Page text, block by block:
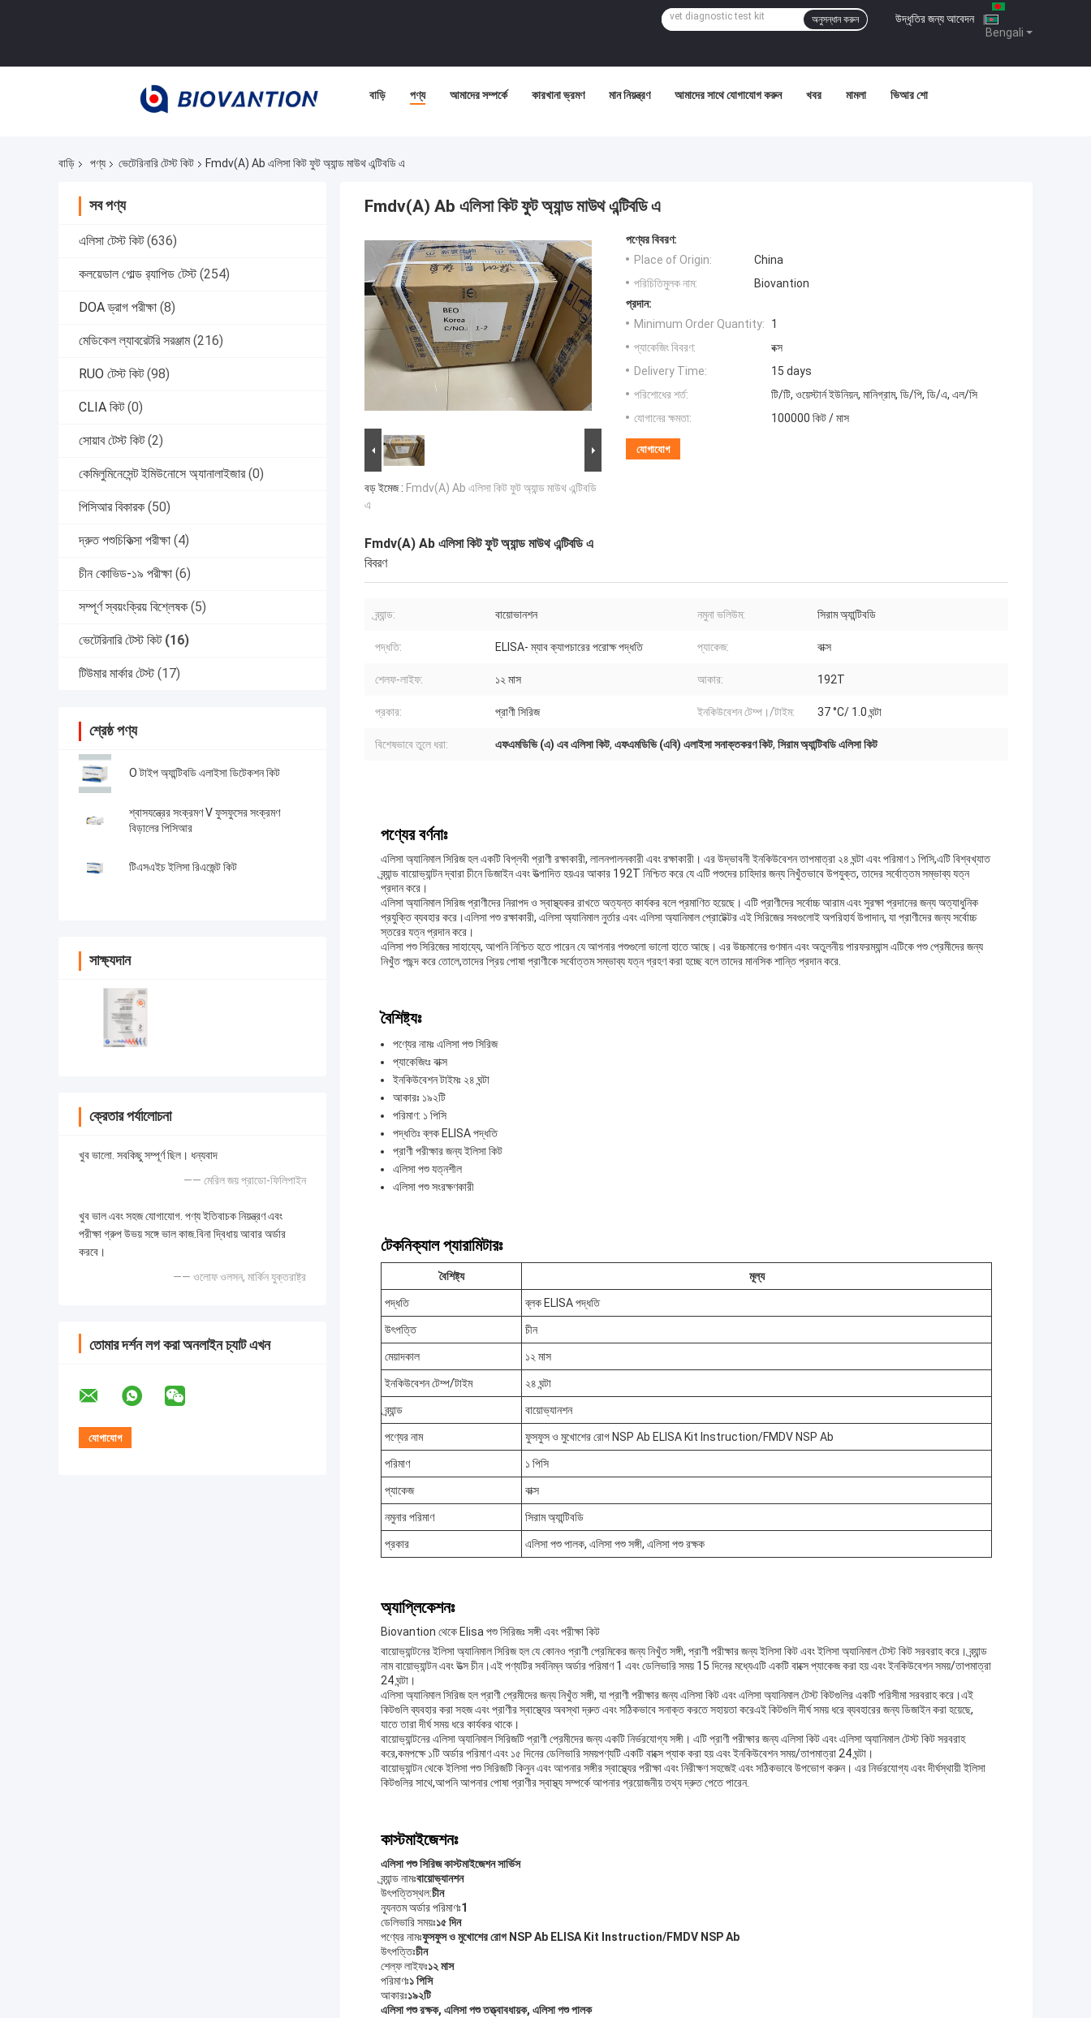
Bengali
উদ্ধৃতির জন্য আবেদন |
অনুসন্ধান করুন
বাড়ি পণ্য আমাদের সম্পর্কে কারখানা ভ্রমণ মান নিয়ন্ত্রণ আমাদের সাথে যোগাযোগ করুন খবর মামলা ভিআর শো
বাড়ি পণ্য ভেটেরিনারি টেস্ট কিট Fmdv(A) Ab এলিসা কিট ফুট অ্যান্ড মাউথ এন্টিবডি এ
সব পণ্য
এলিসা টেস্ট কিট (636)
কলয়েডাল গোল্ড র‍্যাপিড টেস্ট (254)
DOA ড্রাগ পরীক্ষা (8)
মেডিকেল ল্যাবরেটরি সরঞ্জাম (216)
RUO টেস্ট কিট (98)
CLIA কিট (0)
সোয়াব টেস্ট কিট (2)
কেমিলুমিনেসেন্ট ইমিউনোসে অ্যানালাইজার (0)
পিসিআর বিকারক (50)
দ্রুত পশুচিকিত্সা পরীক্ষা (4)
চীন কোভিড-১৯ পরীক্ষা (6)
সম্পূর্ণ স্বয়ংক্রিয় বিশ্লেষক (5)
ভেটেরিনারি টেস্ট কিট (16)
টিউমার মার্কার টেস্ট (17)
শ্রেষ্ঠ পণ্য
O টাইপ অ্যান্টিবডি এলাইসা ডিটেকশন কিট
শ্বাসযন্ত্রের সংক্রমণ V ফুসফুসের সংক্রমণ
বিড়ালের পিসিআর
টিএসএইচ ইলিসা রিএজেন্ট কিট
সাক্ষ্যদান
ক্রেতার পর্যালোচনা
খুব ভালো. সবকিছু সম্পূর্ণ ছিল। ধন্যবাদ
—— মেরিল জয় প্রাডো-ফিলিপাইন
খুব ভাল এবং সহজ যোগাযোগ. পণ্য ইতিবাচক নিয়ন্ত্রণ এবং
পরীক্ষা গ্রুপ উভয় সঙ্গে ভাল কাজ.বিনা দ্বিধায় আবার অর্ডার
করবে।
—— ওলোফ ওলসন, মার্কিন যুক্তরাষ্ট্র
তোমার দর্শন লগ করা অনলাইন চ্যাট এখন
Fmdv(A) Ab এলিসা কিট ফুট অ্যান্ড মাউথ এন্টিবডি এ
বড় ইমেজ : Fmdv(A) Ab এলিসা কিট ফুট অ্যান্ড মাউথ এন্টিবডি
এ
পণ্যের বিবরণ:
Place of Origin:
China
পরিচিতিমুলক নাম:
Biovantion
প্রদান:
Minimum Order Quantity:
1
প্যাকেজিং বিবরণ:
বক্স
Delivery Time:
15 days
পরিশোধের শর্ত:
টি/টি, ওয়েস্টার্ন ইউনিয়ন, মানিগ্রাম, ডি/পি, ডি/এ, এল/সি
যোগানের ক্ষমতা:
100000 কিট / মাস
যোগাযোগ
Fmdv(A) Ab এলিসা কিট ফুট অ্যান্ড মাউথ এন্টিবডি এ
বিবরণ
ব্র্যান্ড: বায়োভানশন নমুনা ভলিউম: সিরাম অ্যান্টিবডি
পদ্ধতি: ELISA- ম্যাব ক্যাপচারের পরোক্ষ পদ্ধতি প্যাকেজ: বাক্স
শেলফ-লাইফ: ১২ মাস আকার: 192T
প্রকার: প্রাণী সিরিজ ইনকিউবেশন টেম্প।/টাইম: 37 °C/ 1.0 ঘন্টা
বিশেষভাবে তুলে ধরা: এফএমডিভি (এ) এব এলিসা কিট, এফএমডিভি (এবি) এলাইসা সনাক্তকরণ কিট, সিরাম অ্যান্টিবডি এলিসা কিট
পণ্যের বর্ণনাঃ
এলিসা অ্যানিমাল সিরিজ হল একটি বিপ্লবী প্রাণী রক্ষাকারী, লালনপালনকারী এবং রক্ষাকারী। এর উদ্ভাবনী ইনকিউবেশন তাপমাত্রা ২৪ ঘন্টা এবং পরিমাণ ১ পিসি,এটি বিশ্বখ্যাত
ব্র্যান্ড বায়োভ্যান্টন দ্বারা চীনে ডিজাইন এবং উত্পাদিত হয়এর আকার 192T নিশ্চিত করে যে এটি পশুদের চাহিদার জন্য নিখুঁতভাবে উপযুক্ত, তাদের সর্বোত্তম সম্ভাব্য যত্ন
প্রদান করে।
এলিসা অ্যানিমাল সিরিজ প্রাণীদের নিরাপদ ও স্বাস্থ্যকর রাখতে অত্যন্ত কার্যকর বলে প্রমাণিত হয়েছে। এটি প্রাণীদের সর্বোচ্চ আরাম এবং সুরক্ষা প্রদানের জন্য অত্যাধুনিক
প্রযুক্তি ব্যবহার করে।এলিসা পশু রক্ষাকারী, এলিসা অ্যানিমাল নুর্তার এবং এলিসা অ্যানিমাল প্রোটেক্টর এই সিরিজের সবগুলোই অপরিহার্য উপাদান, যা প্রাণীদের জন্য সর্বোচ্চ
স্তরের যত্ন প্রদান করে।
এলিসা পশু সিরিজের সাহায্যে, আপনি নিশ্চিত হতে পারেন যে আপনার পশুগুলো ভালো হাতে আছে। এর উচ্চমানের গুণমান এবং অতুলনীয় পারফরম্যান্স এটিকে পশু প্রেমীদের জন্য
নিখুঁত পছন্দ করে তোলে,তাদের প্রিয় পোষা প্রাণীকে সর্বোত্তম সম্ভাব্য যত্ন গ্রহণ করা হচ্ছে বলে তাদের মানসিক শান্তি প্রদান করে.
বৈশিষ্ট্যঃ
পণ্যের নামঃ এলিসা পশু সিরিজ
প্যাকেজিংঃ বাক্স
ইনকিউবেশন টাইমঃ ২৪ ঘন্টা
আকারঃ ১৯২টি
পরিমাণ: ১ পিসি
পদ্ধতিঃ ব্লক ELISA পদ্ধতি
প্রাণী পরীক্ষার জন্য ইলিসা কিট
এলিসা পশু যত্নশীল
এলিসা পশু সংরক্ষণকারী
টেকনিক্যাল প্যারামিটারঃ
বৈশিষ্ট্য মূল্য
পদ্ধতি ব্লক ELISA পদ্ধতি
উৎপত্তি চীন
মেয়াদকাল ১২ মাস
ইনকিউবেশন টেম্প/টাইম ২৪ ঘন্টা
ব্র্যান্ড বায়োভ্যানশন
পণ্যের নাম ফুসফুস ও মুখোশের রোগ NSP Ab ELISA Kit Instruction/FMDV NSP Ab
পরিমাণ ১ পিসি
প্যাকেজ বাক্স
নমুনার পরিমাণ সিরাম অ্যান্টিবডি
প্রকার এলিসা পশু পালক, এলিসা পশু সঙ্গী, এলিসা পশু রক্ষক
অ্যাপ্লিকেশনঃ
Biovantion থেকে Elisa পশু সিরিজঃ সঙ্গী এবং পরীক্ষা কিট
বায়োভ্যান্টনের ইলিসা অ্যানিমাল সিরিজ হল যে কোনও প্রাণী প্রেমিকের জন্য নিখুঁত সঙ্গী, প্রাণী পরীক্ষার জন্য ইলিসা কিট এবং ইলিসা অ্যানিমাল টেস্ট কিট সরবরাহ করে। ব্র্যান্ড
নাম বায়োভ্যান্টন এবং উত্স চীন।এই পণ্যটির সর্বনিম্ন অর্ডার পরিমাণ 1 এবং ডেলিভারি সময় 15 দিনের মধ্যেএটি একটি বাক্সে প্যাকেজ করা হয় এবং ইনকিউবেশন সময়/তাপমাত্রা
24 ঘন্টা।
এলিসা অ্যানিমাল সিরিজ হল প্রাণী প্রেমীদের জন্য নিখুঁত সঙ্গী, যা প্রাণী পরীক্ষার জন্য এলিসা কিট এবং এলিসা অ্যানিমাল টেস্ট কিটগুলির একটি পরিসীমা সরবরাহ করে।এই
কিটগুলি ব্যবহার করা সহজ এবং প্রাণীর স্বাস্থ্যের অবস্থা দ্রুত এবং সঠিকভাবে সনাক্ত করতে সহায়তা করেএই কিটগুলি দীর্ঘ সময় ধরে ব্যবহারের জন্য ডিজাইন করা হয়েছে,
যাতে তারা দীর্ঘ সময় ধরে কার্যকর থাকে।
বায়োভ্যান্টনের এলিসা অ্যানিমাল সিরিজটি প্রাণী প্রেমীদের জন্য একটি নির্ভরযোগ্য সঙ্গী। এটি প্রাণী পরীক্ষার জন্য এলিসা কিট এবং এলিসা অ্যানিমাল টেস্ট কিট সরবরাহ
করে,কমপক্ষে ১টি অর্ডার পরিমাণ এবং ১৫ দিনের ডেলিভারি সময়পণ্যটি একটি বাক্সে প্যাক করা হয় এবং ইনকিউবেশন সময়/তাপমাত্রা 24 ঘন্টা।
বায়োভ্যান্টন থেকে ইলিসা পশু সিরিজটি কিনুন এবং আপনার সঙ্গীর স্বাস্থ্যের পরীক্ষা এবং নিরীক্ষণ সহজেই এবং সঠিকভাবে উপভোগ করুন। এর নির্ভরযোগ্য এবং দীর্ঘস্থায়ী ইলিসা
কিটগুলির সাথে,আপনি আপনার পোষা প্রাণীর স্বাস্থ্য সম্পর্কে আপনার প্রয়োজনীয় তথ্য দ্রুত পেতে পারেন.
কাস্টমাইজেশনঃ
এলিসা পশু সিরিজ কাস্টমাইজেশন সার্ভিস
ব্র্যান্ড নামঃবায়োভ্যানশন
উৎপত্তিস্থল:চীন
ন্যূনতম অর্ডার পরিমাণঃ1
ডেলিভারি সময়ঃ১৫ দিন
পণ্যের নামঃফুসফুস ও মুখোশের রোগ NSP Ab ELISA Kit Instruction/FMDV NSP Ab
উৎপত্তিঃচীন
শেল্ফ লাইফঃ১২ মাস
পরিমাণঃ১ পিসি
আকারঃ১৯২টি
এলিসা পশু রক্ষক, এলিসা পশু তত্ত্বাবধায়ক, এলিসা পশু পালক